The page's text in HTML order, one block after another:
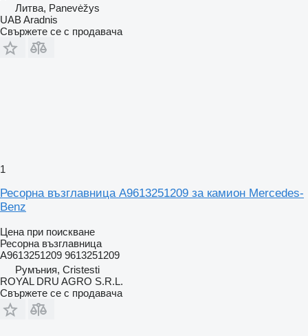
Литва, Panevėžys
UAB Aradnis
Свържете се с продавача
1
Ресорна възглавница A9613251209 за камион Mercedes-
Benz
Цена при поискване
Ресорна възглавница
A9613251209 9613251209
Румъния, Cristesti
ROYAL DRU AGRO S.R.L.
Свържете се с продавача